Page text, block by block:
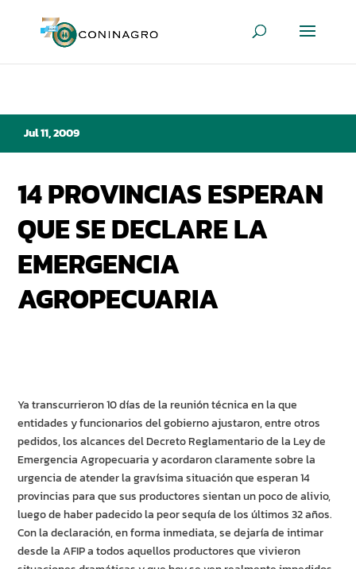
Jul 11, 2009
14 PROVINCIAS ESPERAN
QUE SE DECLARE LA
EMERGENCIA
AGROPECUARIA
Ya transcurrieron 10 días de la reunión técnica en la que
entidades y funcionarios del gobierno ajustaron, entre otros
pedidos, los alcances del Decreto Reglamentario de la Ley de
Emergencia Agropecuaria y acordaron claramente sobre la
urgencia de atender la gravísima situación que esperan 14
provincias para que sus productores sientan un poco de alivio,
luego de haber padecido la peor sequía de los últimos 32 años.
Con la declaración, en forma inmediata, se dejaría de intimar
desde la AFIP a todos aquellos productores que vivieron